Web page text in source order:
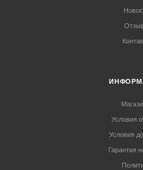
Условия
Условия
Гарантия